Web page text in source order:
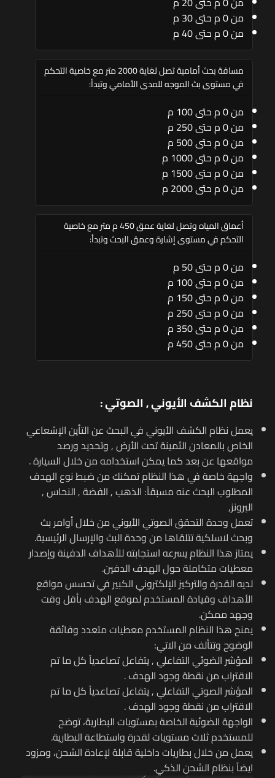
من 0 م حتى 30 م
من 0 م حتى 40 م
مسافة بحث أمامية تصل لغاية 2000 متر مع خاصية التحكم
في مستوى بث الموجه للمدى الأمامي وتبدأ:
من 0 م حتى 100 م
من 0 م حتى 250 م
من 0 م حتى 500 م
من 0 م حتى 1000 م
من 0 م حتى 1500 م
من 0 م حتى 2000 م
أعماق المياه وتصل لغاية عمق 450 م متر مع خاصية
التحكم في مستوى إشارة وعمق البحث وتبدأ:
من 0 م حتى 50 م
من 0 م حتى 100 م
من 0 م حتى 150 م
من 0 م حتى 250 م
من 0 م حتى 350 م
من 0 م حتى 450 م
نظام الكشف الأيوني , الصوتي :
يعمل نظام الكشف الأيوني في البحث عن التأين الإشعاعي
الخاص بالمعادن الثمينة تحت الأرض , وتحديد ورصد
مواقعها عن بعد كما يمكن استخدامه من خلال السيارة .
واجهة خاصة في هذا النظام تمكنك من ضبط نوع الهدف
المطلوب البحث عنه مسبقاً: الذهب , الفضة , النحاس ,
البرونز,
تعمل وحدة التحقق الصوتي الأيوني من خلال أوامر بث
وبحث لاسلكية تتلقاها من وحدة البث والإرسال الرئيسية.
يمتاز هذا النظام يسرعه استجابته للأهداف الدفينة وإصدار
معطيات متكاملة حول الهدف الدفين.
لديه القدرة والتركيز الإلكتروني الكبير في تحسس مواقع
الأهداف وقيادة المستخدم لموقع الهدف بأقل وقت
وجهد ممكن.
يمنح هذا النظام المستخدم معطيات متعدد وفائقة
الوضوح وتتألف من الاتي:
المؤشر الضوئي التفاعلي , يتفاعل تصاعدياً كل ما تم
الاقتراب من نقطة وجود الهدف .
المؤشر الصوتي التفاعلي , يتفاعل تصاعدياً كل ما تم
الاقتراب من نقطة وجود الهدف .
الواجهة الضوئية الخاصة بمستويات البطارية، توضح
للمستخدم ثلاث مستويات لقدرة واستطاعة البطارية.
يعمل من خلال بطاريات داخلية قابلة لإعادة الشحن، ومزود
ايضاً بنظام الشحن الذكي.